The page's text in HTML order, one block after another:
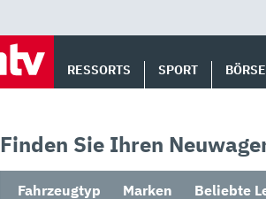
RESSORTS SPORT BÖRSE
Finden Sie Ihren
Fahrzeugtyp Marken Beliebte